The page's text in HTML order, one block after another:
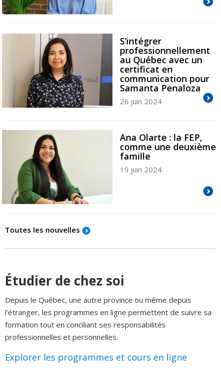
S’intégrer
professionnellement
au Québec avec un
certificat en
communication pour
Samanta Penaloza
26 juin 2024
Ana Olarte : la FEP,
comme une deuxième
famille
19 juin 2024
Toutes les nouvelles
Étudier de chez soi
Depuis le Québec, une autre province ou même depuis
l’étranger, les programmes en ligne permettent de suivre sa
formation tout en conciliant ses responsabilités
professionnelles et personnelles.
Explorer les programmes et cours en ligne